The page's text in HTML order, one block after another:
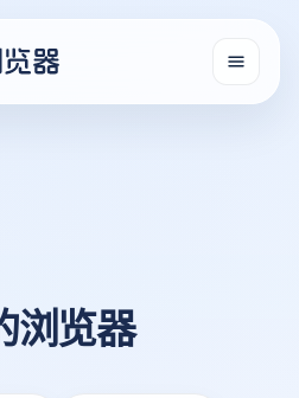
浏览器